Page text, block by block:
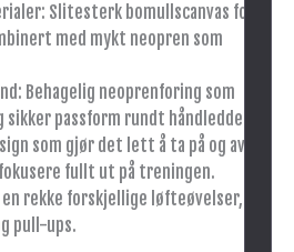
Slitesterk bomullscanvas for
med mykt neopren som
Behagelig neoprenforing som
passform rundt håndleddet.
som gjør det lett å ta på og av
fullt ut på treningen.
rekke forskjellige løfteøvelser, fra
pull-ups.